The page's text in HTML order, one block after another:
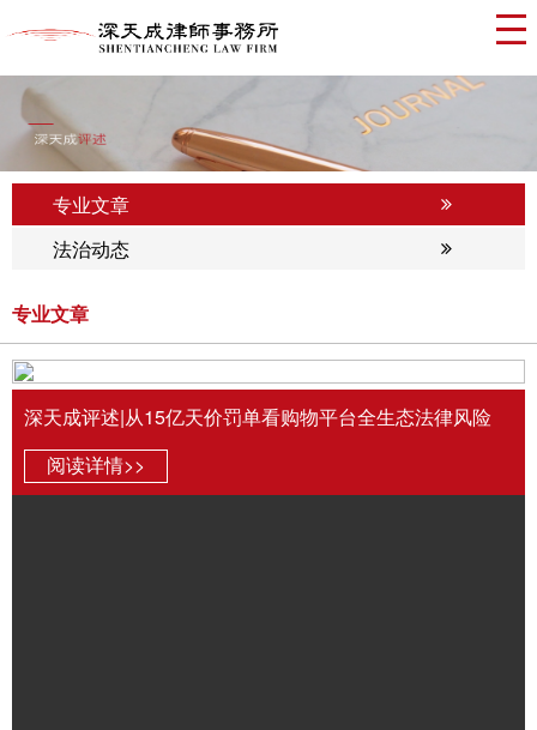
专业文章
法治动态
专业文章
深天成评述|从15亿天价罚单看购物平台全生态法律风险
阅读详情>>